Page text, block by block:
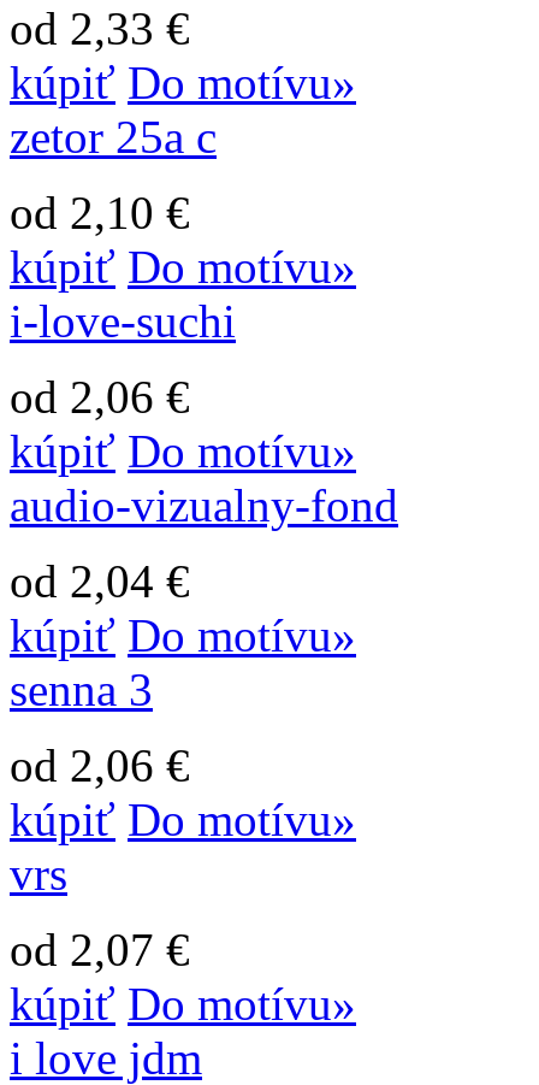
od 2,33 €
kúpiť Do motívu»
zetor 25a c
od 2,10 €
kúpiť Do motívu»
i-love-suchi
od 2,06 €
kúpiť Do motívu»
audio-vizualny-fond
od 2,04 €
kúpiť Do motívu»
senna 3
od 2,06 €
kúpiť Do motívu»
vrs
od 2,07 €
kúpiť Do motívu»
i love jdm